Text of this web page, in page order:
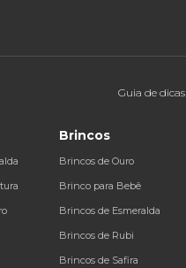
Guia de dicas
Brincos
Brincos de Ouro
Brinco para Bebê
Brincos de Esmeralda
Brincos de Rubi
Brincos de Safira